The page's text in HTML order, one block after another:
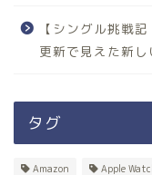
【シングル挑戦
更新で見えた新し
タグ
Amazon Apple